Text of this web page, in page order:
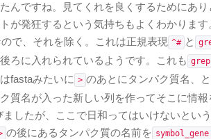
んですね。見てくれを良くするためにあり
が発狂するという気持ちもよくわかります
で、それを除く。これは正規表現 ^# と
ろに入れられているようです。これも grep
fastaみたいに > のあとにタンパク質名、
質名が入った新しい列を作ってそこに情報
したが、ここで日和ってはいけないとい
の後にあるタンパク質の名前を symbol_gene